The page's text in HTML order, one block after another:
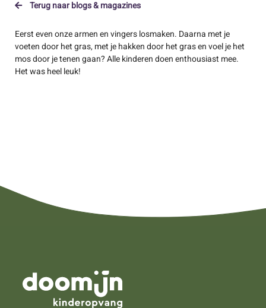
Terug naar blogs & magazines
Eerst even onze armen en vingers losmaken. Daarna met je
voeten door het gras, met je hakken door het gras en voel je het
mos door je tenen gaan? Alle kinderen doen enthousiast mee.
Het was heel leuk!